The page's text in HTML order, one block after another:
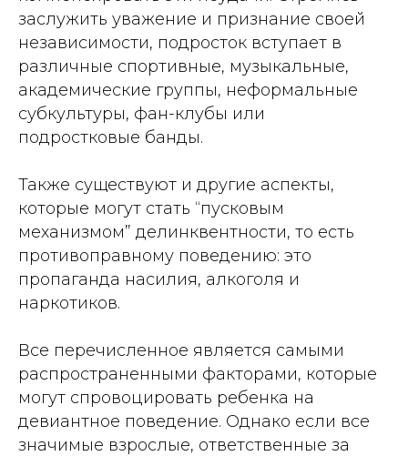
заслужить уважение и признание своей
независимости, подросток вступает в
различные спортивные, музыкальные,
академические группы, неформальные
субкультуры, фан-клубы или
подростковые банды.
Также существуют и другие аспекты,
которые могут стать “пусковым
механизмом” делинквентности, то есть
противоправному поведению: это
пропаганда насилия, алкоголя и
наркотиков.
Все перечисленное является самыми
распространенными факторами, которые
могут спровоцировать ребенка на
девиантное поведение. Однако если все
значимые взрослые, ответственные за